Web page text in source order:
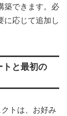
築できます。必
に応じて追加し
トと最初の
トは、お好み